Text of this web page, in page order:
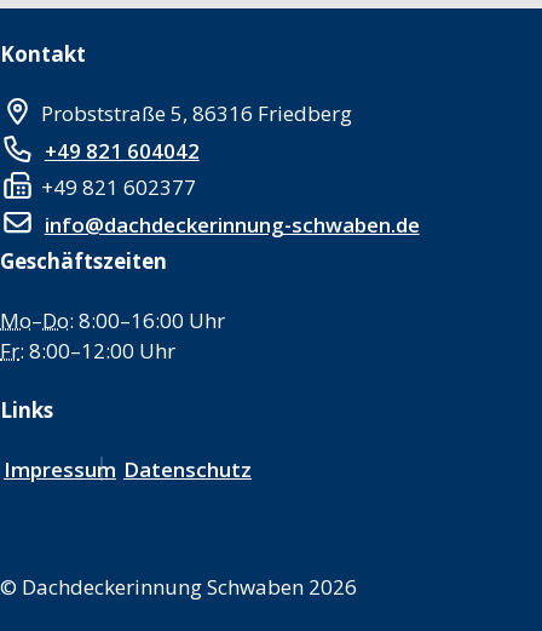
Kontakt
Probststraße 5, 86316 Friedberg
+49 821 604042
+49 821 602377
info@dachdeckerinnung-schwaben.de
Geschäftszeiten
Mo–Do: 8:00–16:00 Uhr
Fr: 8:00–12:00 Uhr
Links
Impressum Datenschutz
© Dachdeckerinnung Schwaben 2026